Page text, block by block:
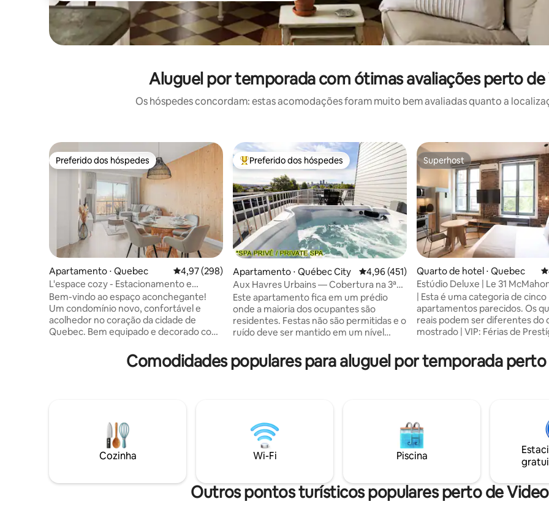
Aluguel por temporada com ótimas avaliações perto
Os hóspedes concordam: estas acomodações foram muito bem avaliadas quanto a
Preferido dos hóspedes
Preferido dos hóspedes
Apartamento ⋅ Quebec 4,97 de uma avaliação média de 5, 298 avaliações
4,97 (298)
L'espace cozy - Estacionamento e
academia
Bem-vindo ao espaço aconchegante!
Um condomínio novo, confortável e
acolhedor no coração da cidade de
Quebec. Bem equipado e decorado com
nosso condomínio tem tudo o que você
precisa para uma estadia relaxante,
Um terraço com churrasqueira
compartilhada - Uma academia - A
internet mais rápida E, claro, anfitriões
atenciosos!:) CITQ: 311335
Entre os melhores preferidos dos hóspedes
Preferido dos hóspedes
Apartamento ⋅ Québec City 4,96 de uma avaliação média de 5, 451
4,96 (451)
Aux Havres Urbains — Cobertura na 3ª
Avenida
Este apartamento fica em um prédio
onde a maioria dos ocupantes são
residentes. Festas não são permitidas e o
ruído deve ser mantido em um nível
cobertura de 1000 pés quadrados no 4º
andar com 2 quartos grandes, 2
coberto privativo. Bairro vibrante
durante todo o ano, perto da Quebec
Velha e de todas as lojas próximas.
Superhost
Superhost
Quarto de hotel ⋅ Quebec
Estúdio Deluxe | Le 31
Superior
| Esta é uma categoria de cinco
apartamentos parecidos. Os
reais podem ser diferentes do
mostrado | VIP: Férias de
coração da antiga Quebec. Os
apartamentos completamente
muito mais. Um complexo
serviço de hotel conectado
in) com simplicidade e
Desfrute de um bairro
história.
Comodidades populares para aluguel por temporada
Cozinha Wi-Fi Piscina
Outros pontos turísticos populares perto de